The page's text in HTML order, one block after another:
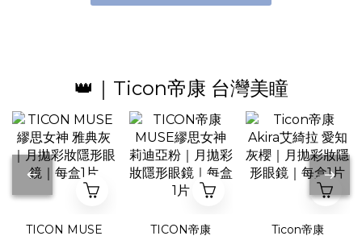
👑｜Ticon帝康 台灣美瞳
TICON MUSE
TICON帝康
Ticon帝康